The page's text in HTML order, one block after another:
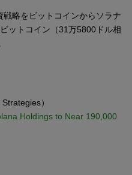
略をビットコインからソラナ
ットコイン（31万5800ドル相
）
Holdings to Near 190,000